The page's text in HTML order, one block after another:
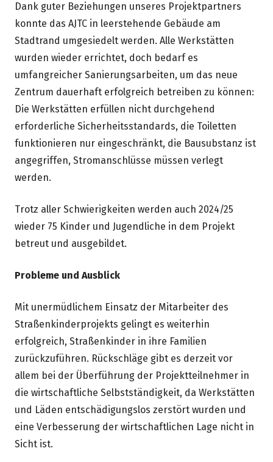
Dank guter Beziehungen unseres Projektpartners
konnte das AJTC in leerstehende Gebäude am
Stadtrand umgesiedelt werden. Alle Werkstätten
wurden wieder errichtet, doch bedarf es
umfangreicher Sanierungsarbeiten, um das neue
Zentrum dauerhaft erfolgreich betreiben zu können:
Die Werkstätten erfüllen nicht durchgehend
erforderliche Sicherheitsstandards, die Toiletten
funktionieren nur eingeschränkt, die Bausubstanz ist
angegriffen, Stromanschlüsse müssen verlegt
werden.
Trotz aller Schwierigkeiten werden auch 2024/25
wieder 75 Kinder und Jugendliche in dem Projekt
betreut und ausgebildet.
Probleme und Ausblick
Mit unermüdlichem Einsatz der Mitarbeiter des
Straßenkinderprojekts gelingt es weiterhin
erfolgreich, Straßenkinder in ihre Familien
zurückzuführen. Rückschläge gibt es derzeit vor
allem bei der Überführung der Projektteilnehmer in
die wirtschaftliche Selbstständigkeit, da Werkstätten
und Läden entschädigungslos zerstört wurden und
eine Verbesserung der wirtschaftlichen Lage nicht in
Sicht ist.